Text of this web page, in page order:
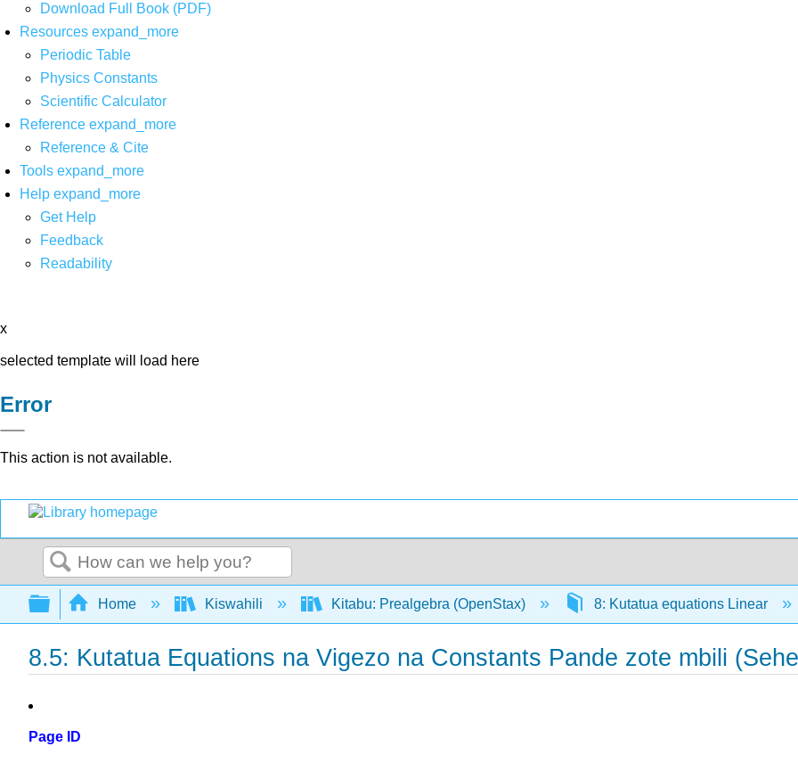
Download Full Book (PDF)
Resources expand_more
Periodic Table
Physics Constants
Scientific Calculator
Reference expand_more
Reference & Cite
Tools expand_more
Help expand_more
Get Help
Feedback
Readability
x
selected template will load here
Error
This action is not available.
Search
Expand/collapse global hierarchy
Home Kiswahili Kitabu: Prealgebra (OpenStax) 8: Kutatua equations Linear
8.5: Kutatua Equations na Vigezo na Constants Pande zote mbili
Page ID